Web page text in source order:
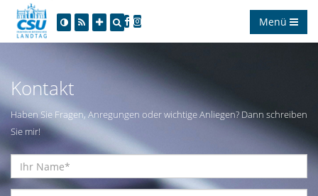
Menü
Kontakt
Haben Sie Fragen, Anregungen oder wichtige Anliegen? Dann schreiben
Sie mir!